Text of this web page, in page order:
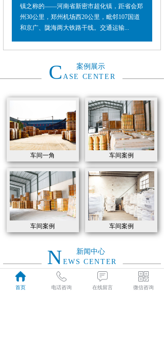
镇之称的——河南省新密市超化镇，距省会郑
州30公里，郑州机场西20公里，毗邻107国道
和京广、陇海两大铁路干线。交通运输...
案例展示
CASE CENTER
车间一角 车间案例
车间案例 车间案例
新闻中心
N EWS CENTER
2021 如何选用高炉炼铁各部位耐火材料
首页 电话咨询 在线留言 微信咨询